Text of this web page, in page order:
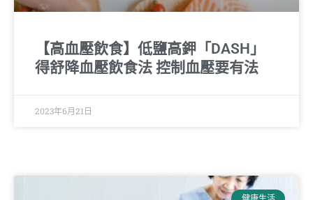
【高血壓飲食】低鹽高鉀「DASH」
得舒降血壓飲食法 控制血壓要有法
2023年6月21日